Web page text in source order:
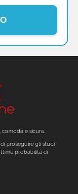
e sicura.
proseguire gli studi
probabilità di